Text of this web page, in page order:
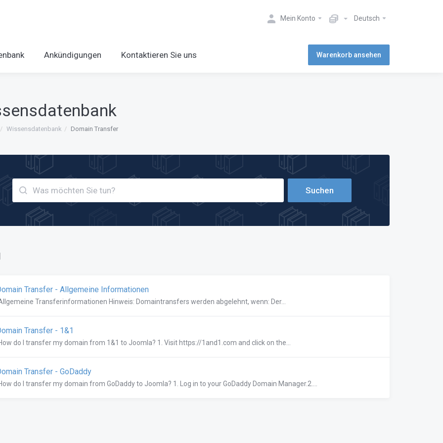
Mein Konto Deutsch
Ankündigungen Kontaktieren Sie uns Warenkorb ansehen
Wissensdatenbank Domain Transfer
Transfer - Allgemeine Informationen
Transferinformationen Hinweis: Domaintransfers werden abgelehnt, wenn: Der...
Transfer - 1&1
do I transfer my domain from 1&1 to Joomla? 1. Visit https://1and1.com and click on the...
Transfer - GoDaddy
do I transfer my domain from GoDaddy to Joomla? 1. Log in to your GoDaddy Domain Manager.2....